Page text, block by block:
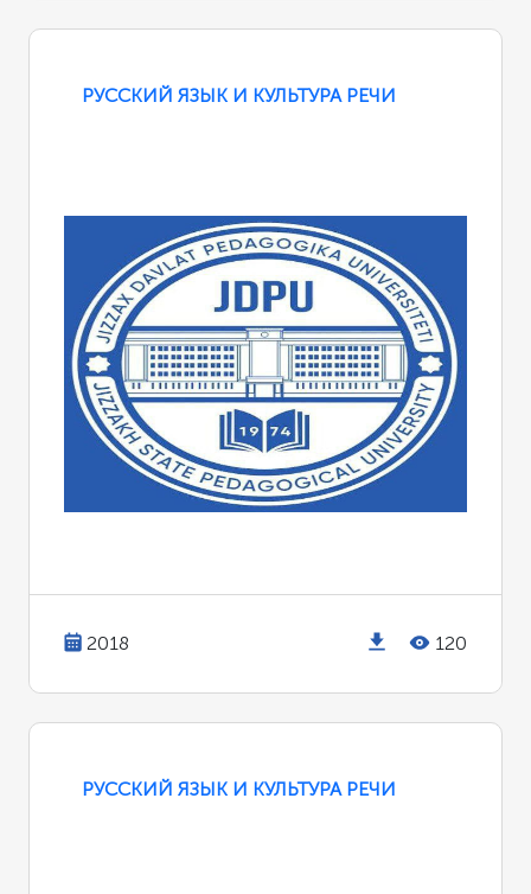
РУССКИЙ ЯЗЫК И КУЛЬТУРА РЕЧИ
2018 120
РУССКИЙ ЯЗЫК И КУЛЬТУРА РЕЧИ